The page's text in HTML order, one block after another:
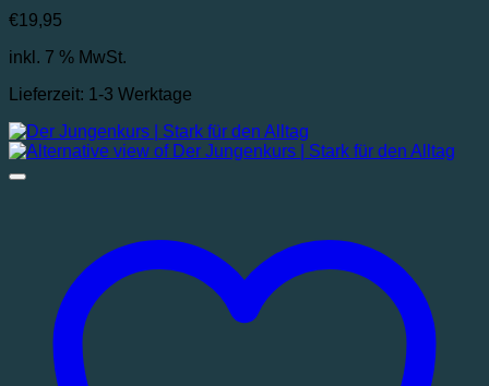
€19,95
inkl. 7 % MwSt.
Lieferzeit: 1-3 Werktage